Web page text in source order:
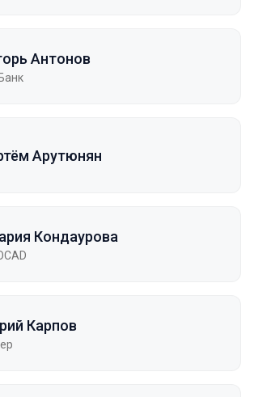
Антонов
Арутюнян
Кондаурова
Карпов